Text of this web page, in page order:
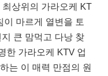
상위의 가라오케 KT
이 마르게 열변을 토
큰 맘먹고 다낭 찾
한 가라오케 KTV 업
는 이 매력 만점의 원